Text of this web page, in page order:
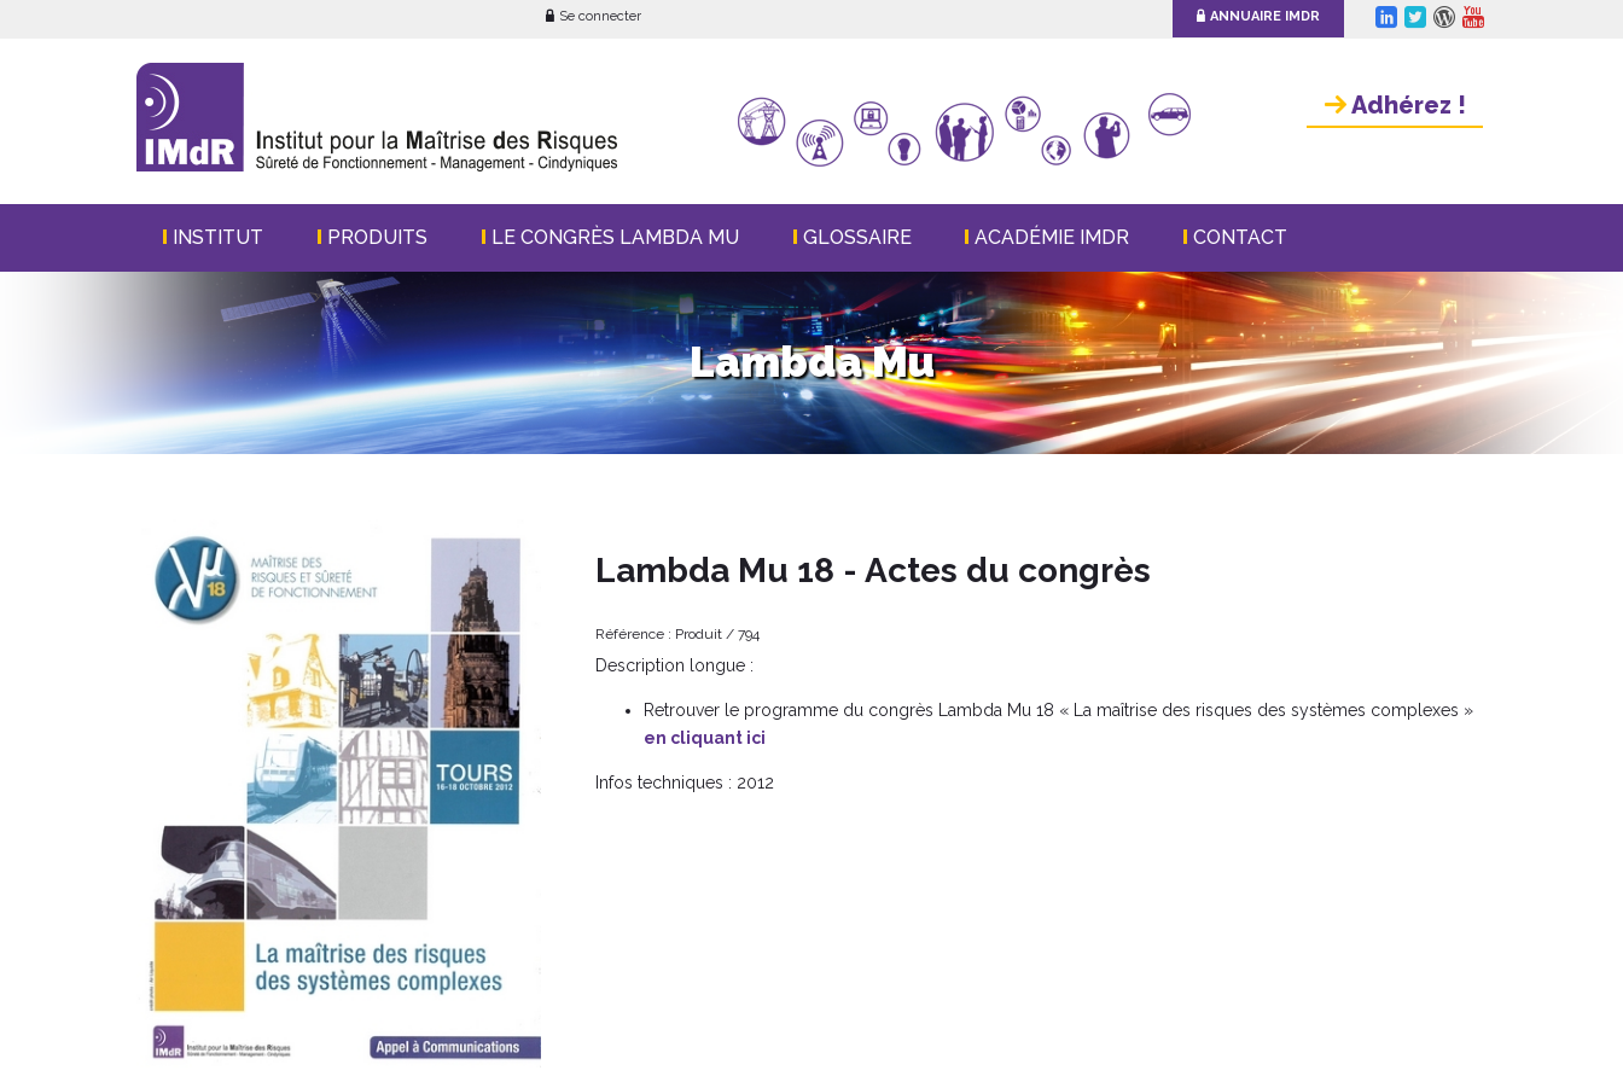
Se connecter ANNUAIRE IMDR
Adhérez !
INSTITUT PRODUITS LE CONGRÈS LAMBDA MU GLOSSAIRE ACADÉMIE IMDR CONTACT
Lambda Mu
Lambda Mu 18 - Actes du congrès
Référence : Produit /794
Description longue :
Retrouver le programme du congrès Lambda Mu 18 « La maîtrise des risques des systèmes complexes »
en cliquant ici
Infos techniques : 2012